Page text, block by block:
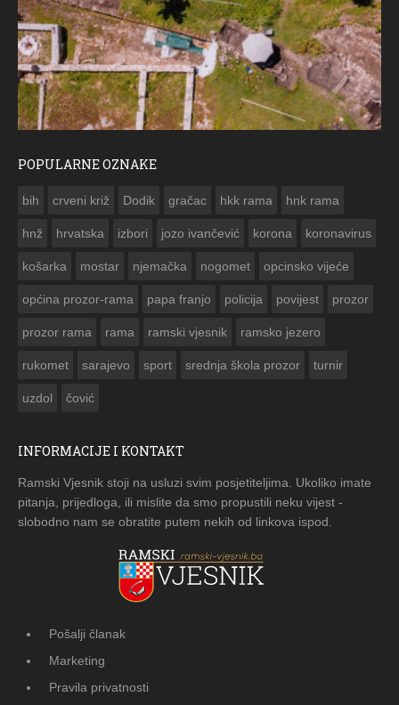
POPULARNE OZNAKE
bih crveni križ Dodik gračac hkk rama hnk rama
hnž hrvatska izbori jozo ivančević korona koronavirus
košarka mostar njemačka nogomet opcinsko vijeće
općina prozor-rama papa franjo policija povijest prozor
prozor rama rama ramski vjesnik ramsko jezero
rukomet sarajevo sport srednja škola prozor turnir
uzdol čović
INFORMACIJE I KONTAKT
Ramski Vjesnik stoji na usluzi svim posjetiteljima. Ukoliko imate
pitanja, prijedloga, ili mislite da smo propustili neku vijest -
slobodno nam se obratite putem nekih od linkova ispod.
Pošalji članak
Marketing
Pravila privatnosti